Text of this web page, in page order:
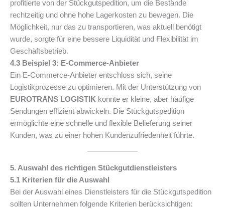
profitierte von der Stückgutspedition, um die Bestände
rechtzeitig und ohne hohe Lagerkosten zu bewegen. Die
Möglichkeit, nur das zu transportieren, was aktuell benötigt
wurde, sorgte für eine bessere Liquidität und Flexibilität im
Geschäftsbetrieb.
4.3 Beispiel 3: E-Commerce-Anbieter
Ein E-Commerce-Anbieter entschloss sich, seine
Logistikprozesse zu optimieren. Mit der Unterstützung von
EUROTRANS LOGISTIK konnte er kleine, aber häufige
Sendungen effizient abwickeln. Die Stückgutspedition
ermöglichte eine schnelle und flexible Belieferung seiner
Kunden, was zu einer hohen Kundenzufriedenheit führte.
5. Auswahl des richtigen Stückgutdienstleisters
5.1 Kriterien für die Auswahl
Bei der Auswahl eines Dienstleisters für die Stückgutspedition
sollten Unternehmen folgende Kriterien berücksichtigen: